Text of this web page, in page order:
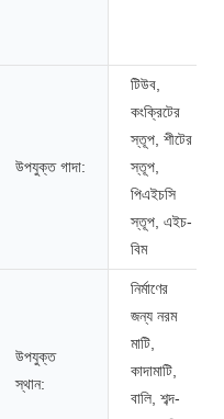
উপযুক্ত গাদা:
টিউব,
কংক্রিটের
স্তূপ, শীটের
স্তূপ,
পিএইচসি
স্তূপ, এইচ-
বিম
উপযুক্ত
স্থান:
নির্মাণের
জন্য নরম
মাটি,
কাদামাটি,
বালি, শব্দ-